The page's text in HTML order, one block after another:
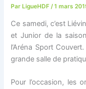
ParLigueHDF /1 mars
Ce samedi, c’est
et Junior de la
l’Aréna Sport
grande salle de
Pour l’occasion, les